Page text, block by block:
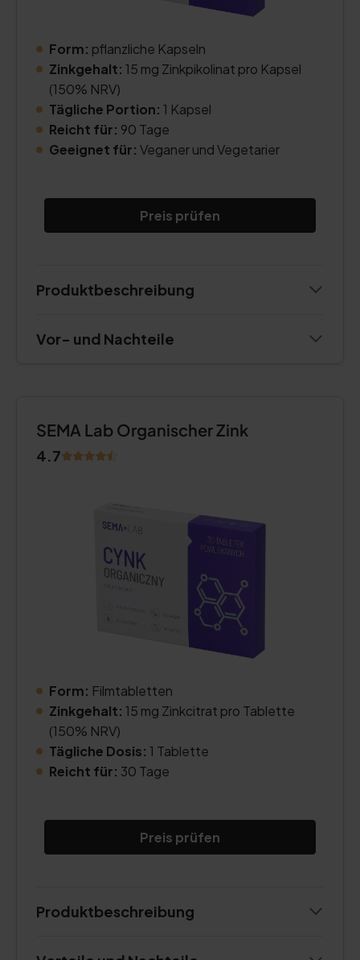
Form: pflanzliche Kapseln
Zinkgehalt: 15 mg Zinkpikolinat pro Kapsel
(150% NRV)
Tägliche Portion: 1 Kapsel
Reicht für: 90 Tage
Geeignet für: Veganer und Vegetarier
Preis prüfen
Produktbeschreibung
Vor- und Nachteile
SEMA Lab Organischer Zink
4.7
Form: Filmtabletten
Zinkgehalt: 15 mg Zinkcitrat pro Tablette
(150% NRV)
Tägliche Dosis: 1 Tablette
Reicht für: 30 Tage
Preis prüfen
Produktbeschreibung